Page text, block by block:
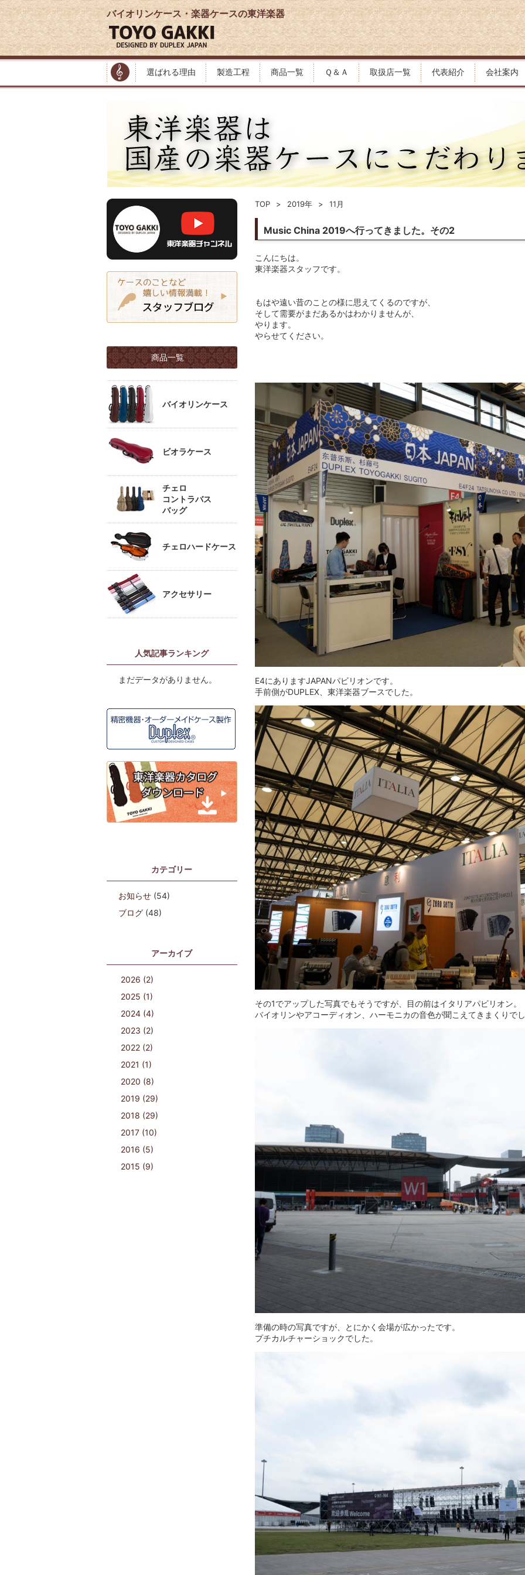
バイオリンケース・楽器ケースの東洋楽器
選ばれる理由 製造工程 商品一覧 Ｑ＆Ａ 取扱店一覧 代表紹介 会社案内
TOP 2019年 11月
Music China 2019へ行ってきました。その2
こんにちは。
東洋楽器スタッフです。
もはや遠い昔のことの様に思えてくるのですが、
そして需要がまだあるかはわかりませんが、
やります。
やらせてください。
E4にありますJAPANパビリオンです。
手前側がDUPLEX、東洋楽器ブースでした。
その1でアップした写真でもそうですが、目の前はイタリアパビリオン。
バイオリンやアコーディオン、ハーモニカの音色が聞こえてきまくりで
準備の時の写真ですが、とにかく会場が広かったです。
プチカルチャーショックでした。
商品一覧
バイオリンケース
ビオラケース
チェロ
コントラバス
バッグ
チェロハードケース
アクセサリー
人気記事ランキング
まだデータがありません。
カテゴリー
お知らせ (54)
ブログ (48)
アーカイブ
2026 (2)
2025 (1)
2024 (4)
2023 (2)
2022 (2)
2021 (1)
2020 (8)
2019 (29)
2018 (29)
2017 (10)
2016 (5)
2015 (9)